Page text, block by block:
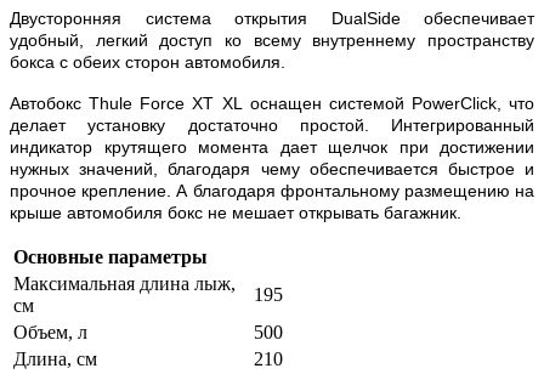
Двусторонняя система открытия DualSide обеспечивает
удобный, легкий доступ ко всему внутреннему пространству
бокса с обеих сторон автомобиля.
АвтобоксThule Force XT XL
оснащен системой PowerClick, что
делает установку достаточно простой. Интегрированный
индикатор крутящего момента дает щелчок при достижении
нужных значений, благодаря чему обеспечивается быстрое и
прочное крепление. А благодаря фронтальному размещению на
крыше автомобиля бокс не мешает открывать багажник.
Основные параметры
Максимальная длина лыж,
см
195
Объем, л
500
Длина, см
210